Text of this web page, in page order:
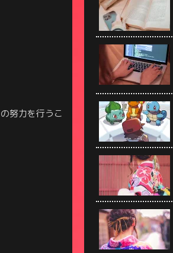
努力を行うこ